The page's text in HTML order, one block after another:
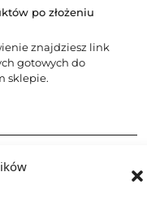
po złożeniu
znajdziesz link
gotowych do
sklepie.